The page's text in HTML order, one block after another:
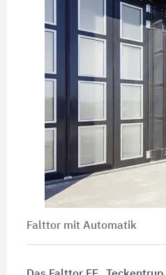
Falttor mit Automatik